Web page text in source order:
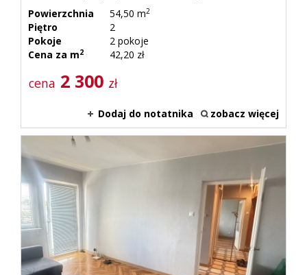
Powierzchnia
54,50 m2
Piętro
2
Pokoje
2 pokoje
Cena za m2 42,20 zł
cena 2 300 zł
Dodaj do notatnika zobacz więcej